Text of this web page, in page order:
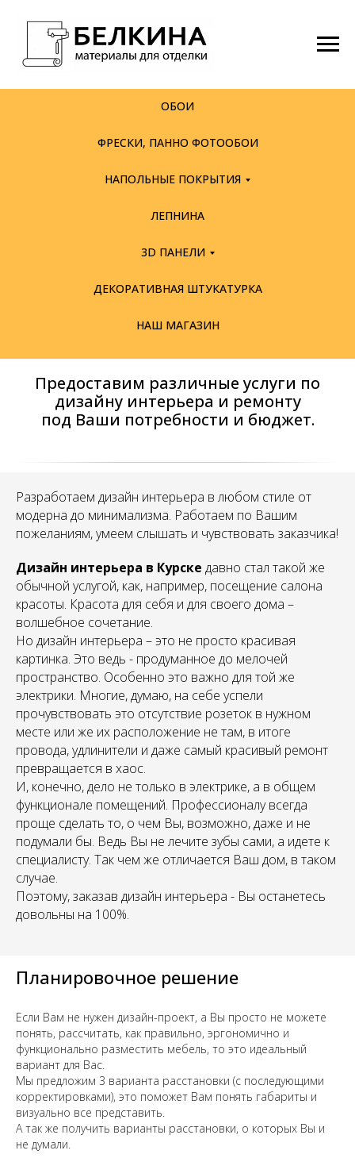
ОБОИ
ФРЕСКИ, ПАННО ФОТООБОИ
НАПОЛЬНЫЕ ПОКРЫТИЯ
ЛЕПНИНА
3D ПАНЕЛИ
ДЕКОРАТИВНАЯ ШТУКАТУРКА
НАШ МАГАЗИН
Предоставим различные услуги по
дизайну интерьера и ремонту
под Ваши потребности и бюджет.
Разработаем дизайн интерьера в любом стиле от
модерна до минимализма. Работаем по Вашим
пожеланиям, умеем слышать и чувствовать заказчика!
Дизайн интерьера в Курске давно стал такой же
обычной услугой, как, например, посещение салона
красоты. Красота для себя и для своего дома –
волшебное сочетание.
Но дизайн интерьера – это не просто красивая
картинка. Это ведь - продуманное до мелочей
пространство. Особенно это важно для той же
электрики. Многие, думаю, на себе успели
прочувствовать это отсутствие розеток в нужном
месте или же их расположение не там, в итоге
провода, удлинители и даже самый красивый ремонт
превращается в хаос.
И, конечно, дело не только в электрике, а в общем
функционале помещений. Профессионалу всегда
проще сделать то, о чем Вы, возможно, даже и не
подумали бы. Ведь Вы не лечите зубы сами, а идете к
специалисту. Так чем же отличается Ваш дом, в таком
случае.
Поэтому, заказав дизайн интерьера - Вы останетесь
довольны на 100%.
Планировочное решение
Если Вам не нужен дизайн-проект, а Вы просто не можете
понять, рассчитать, как правильно, эргономично и
функционально разместить мебель, то это идеальный
вариант для Вас.
Мы предложим 3 варианта расстановки (с последующими
корректировками), это поможет Вам понять габариты и
визуально все представить.
А так же получить варианты расстановки, о которых Вы и
не думали.